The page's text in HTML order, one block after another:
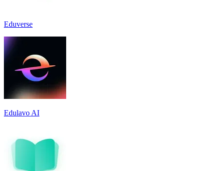
Eduverse
Edulavo AI